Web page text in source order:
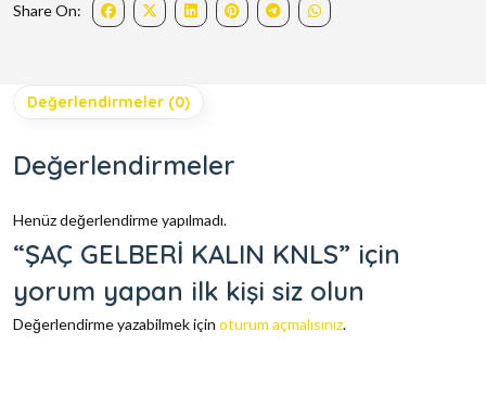
Share On:
Değerlendirmeler (0)
Değerlendirmeler
Henüz değerlendirme yapılmadı.
“ŞAÇ GELBERİ KALIN KNLS” için
yorum yapan ilk kişi siz olun
Değerlendirme yazabilmek için oturum açmalısınız.